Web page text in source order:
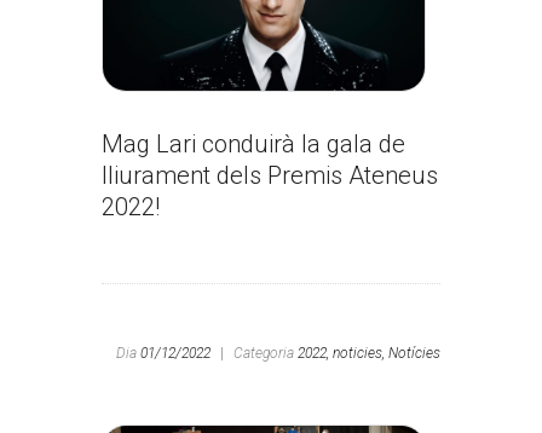
Mag Lari conduirà la gala de
lliurament dels Premis Ateneus
2022!
Dia 01/12/2022 Categoria 2022, noticies, Notícies